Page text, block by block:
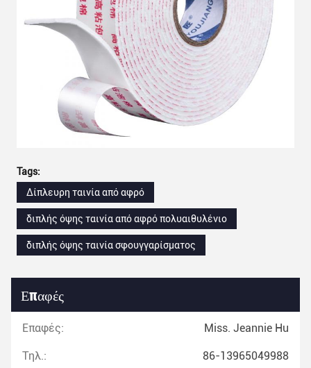
Tags:
Δίπλευρη ταινία από αφρό
διπλής όψης ταινία από αφρό πολυαιθυλένιο
διπλής όψης ταινία σφουγγαρίσματος
Επαφές
Επαφές: Miss. Jeannie Hu
Τηλ.: 86-13965049988